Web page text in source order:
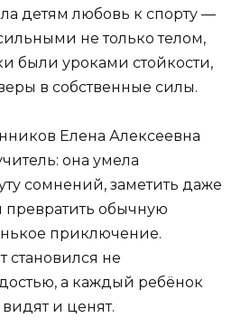
детям любовь к спорту —
не только телом,
были уроками стойкости,
в собственные силы.
Елена Алексеевна
она умела
сомнений, заметить даже
превратить обычную
приключение.
становился не
а каждый ребёнок
видят и ценят.